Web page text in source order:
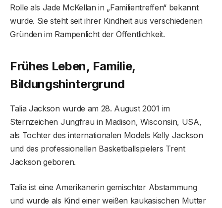
Rolle als Jade McKellan in „Familientreffen“ bekannt
wurde. Sie steht seit ihrer Kindheit aus verschiedenen
Gründen im Rampenlicht der Öffentlichkeit.
Frühes Leben, Familie,
Bildungshintergrund
Talia Jackson wurde am 28. August 2001 im
Sternzeichen Jungfrau in Madison, Wisconsin, USA,
als Tochter des internationalen Models Kelly Jackson
und des professionellen Basketballspielers Trent
Jackson geboren.
Talia ist eine Amerikanerin gemischter Abstammung
und wurde als Kind einer weißen kaukasischen Mutter